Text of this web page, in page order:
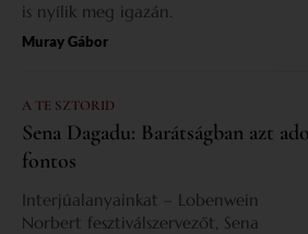
is nyílik meg igazán.
Muray Gábor
A TE SZTORID
Sena Dagadu: Barátságban azt
fontos
Interjúalanyainkat – Lobenwein
Norbert fesztiválszervezőt, Sena